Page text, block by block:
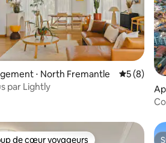
sur la base de 82 commentaires : 4,94
⋅ North Fremantle Évaluation
5 (8)
par Lightly
de cœur voyageurs